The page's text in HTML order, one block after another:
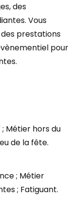
des
Vous
prestations
pour
Métier hors du
de la fête.
; Métier
; Fatiguant.